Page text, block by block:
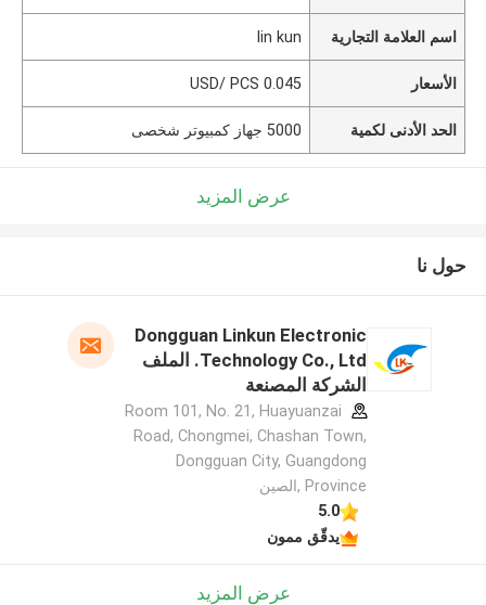
اسم العلامة التجارية lin kun
الأسعار 0.045 USD/ PCS
الحد الأدنى لكمية 5000 جهاز كمبيوتر شخصى
عرض المزيد
حول نا
Dongguan Linkun Electronic
Technology Co., Ltd. الملف
الشركة المصنعة
Room 101, No. 21, Huayuanzai
Road, Chongmei, Chashan Town,
Dongguan City, Guangdong
Province ,الصين
5.0
يدقّق ممون
عرض المزيد